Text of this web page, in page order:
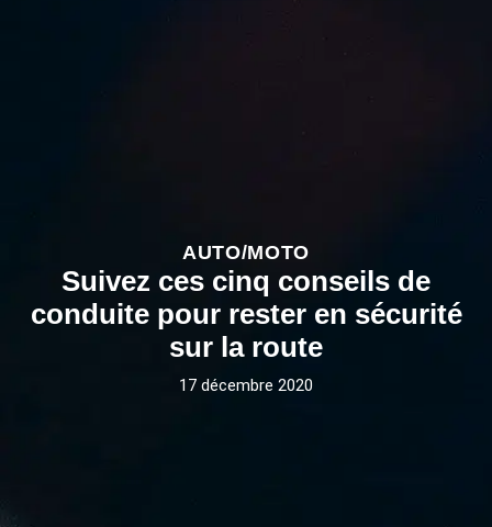
AUTO/MOTO
Suivez ces cinq conseils de
conduite pour rester en sécurité
sur la route
17 décembre 2020